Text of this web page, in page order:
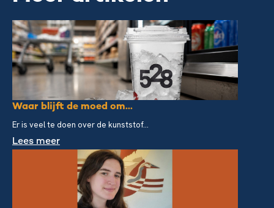
Waar blijft de moed om...
Er is veel te doen over de kunststof...
Lees meer